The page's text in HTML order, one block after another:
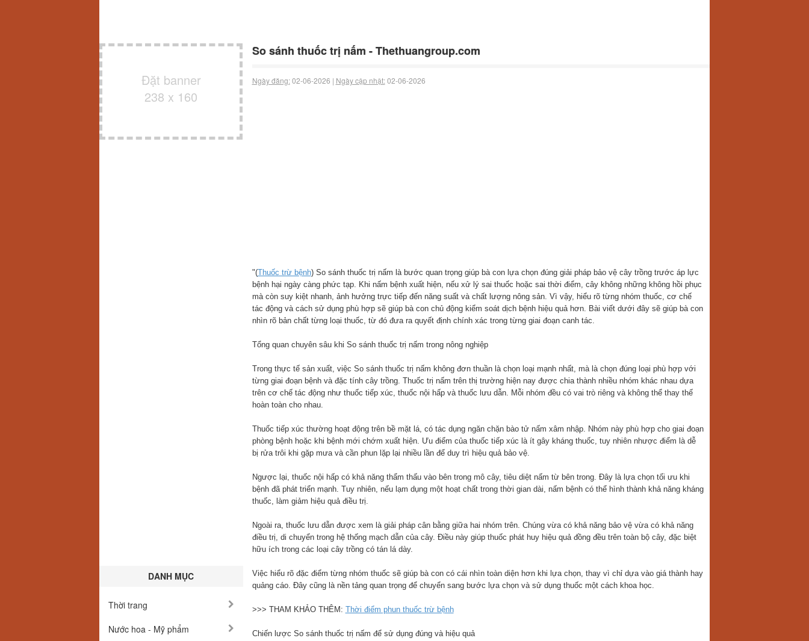
Đặt banner
238 x 160
DANH MỤC
Thời trang
Nước hoa - Mỹ phẩm
So sánh thuốc trị nấm - Thethuangroup.com
Ngày đăng:02-06-2026 | Ngày cập nhật:02-06-2026
"(Thuốc trừ bệnh) So sánh thuốc trị nấm là bước quan trọng giúp bà con lựa chọn đúng giải pháp bảo vệ cây trồng trước áp lực
bệnh hại ngày càng phức tạp. Khi nấm bệnh xuất hiện, nếu xử lý sai thuốc hoặc sai thời điểm, cây không những không hồi phục
mà còn suy kiệt nhanh, ảnh hưởng trực tiếp đến năng suất và chất lượng nông sản. Vì vậy, hiểu rõ từng nhóm thuốc, cơ chế
tác động và cách sử dụng phù hợp sẽ giúp bà con chủ động kiểm soát dịch bệnh hiệu quả hơn. Bài viết dưới đây sẽ giúp bà con
nhìn rõ bản chất từng loại thuốc, từ đó đưa ra quyết định chính xác trong từng giai đoạn canh tác.
Tổng quan chuyên sâu khi So sánh thuốc trị nấm trong nông nghiệp
Trong thực tế sản xuất, việc So sánh thuốc trị nấm không đơn thuần là chọn loại mạnh nhất, mà là chọn đúng loại phù hợp với
từng giai đoạn bệnh và đặc tính cây trồng. Thuốc trị nấm trên thị trường hiện nay được chia thành nhiều nhóm khác nhau dựa
trên cơ chế tác động như thuốc tiếp xúc, thuốc nội hấp và thuốc lưu dẫn. Mỗi nhóm đều có vai trò riêng và không thể thay thế
hoàn toàn cho nhau.
Thuốc tiếp xúc thường hoạt động trên bề mặt lá, có tác dụng ngăn chặn bào tử nấm xâm nhập. Nhóm này phù hợp cho giai đoạn
phòng bệnh hoặc khi bệnh mới chớm xuất hiện. Ưu điểm của thuốc tiếp xúc là ít gây kháng thuốc, tuy nhiên nhược điểm là dễ
bị rửa trôi khi gặp mưa và cần phun lặp lại nhiều lần để duy trì hiệu quả bảo vệ.
Ngược lại, thuốc nội hấp có khả năng thẩm thấu vào bên trong mô cây, tiêu diệt nấm từ bên trong. Đây là lựa chọn tối ưu khi
bệnh đã phát triển mạnh. Tuy nhiên, nếu lạm dụng một hoạt chất trong thời gian dài, nấm bệnh có thể hình thành khả năng kháng
thuốc, làm giảm hiệu quả điều trị.
Ngoài ra, thuốc lưu dẫn được xem là giải pháp cân bằng giữa hai nhóm trên. Chúng vừa có khả năng bảo vệ vừa có khả năng
điều trị, di chuyển trong hệ thống mạch dẫn của cây. Điều này giúp thuốc phát huy hiệu quả đồng đều trên toàn bộ cây, đặc biệt
hữu ích trong các loại cây trồng có tán lá dày.
Việc hiểu rõ đặc điểm từng nhóm thuốc sẽ giúp bà con có cái nhìn toàn diện hơn khi lựa chọn, thay vì chỉ dựa vào giá thành hay
quảng cáo. Đây cũng là nền tảng quan trọng để chuyển sang bước lựa chọn và sử dụng thuốc một cách khoa học.
>>> THAM KHẢO THÊM: Thời điểm phun thuốc trừ bệnh
Chiến lược So sánh thuốc trị nấm để sử dụng đúng và hiệu quả